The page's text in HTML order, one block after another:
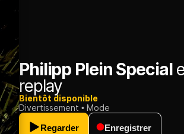
Philipp Plein Special
replay
Bientôt disponible
Divertissement
Mode
Regarder
Enregistrer